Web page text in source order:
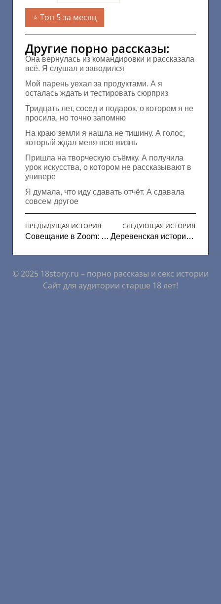
Топ 5 за месяц
Другие порно рассказы:
Она вернулась из командировки и рассказала
всё. Я слушал и заводился
Мой парень уехал за продуктами. А я
осталась ждать и тестировать сюрприз
Тридцать лет, сосед и подарок, о котором я не
просила, но точно запомню
На краю земли я нашла не тишину. А голос,
который ждал меня всю жизнь
Пришла на творческую съёмку. А получила
урок искусства, о котором не рассказывают в
универе
Я думала, что иду сдавать отчёт. А сдавала
совсем другое
ПРЕДЫДУЩАЯ ИСТОРИЯ
Совещание в Zoom: как я проверил связь с начальницей
СЛЕДУЮЩАЯ ИСТОРИЯ
Деревенская история: как я нашёл счастье у соседки
© 2025 18story.ru – порно рассказы и секс истории
Сайт для аудитории старше 18 лет!